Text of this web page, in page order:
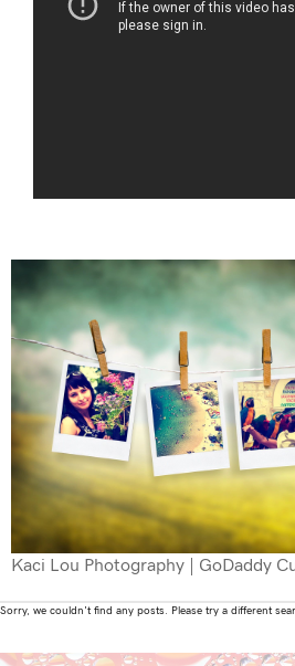
Kaci Lou Photography | GoDaddy
Sorry, we couldn't find any posts. Please try a different